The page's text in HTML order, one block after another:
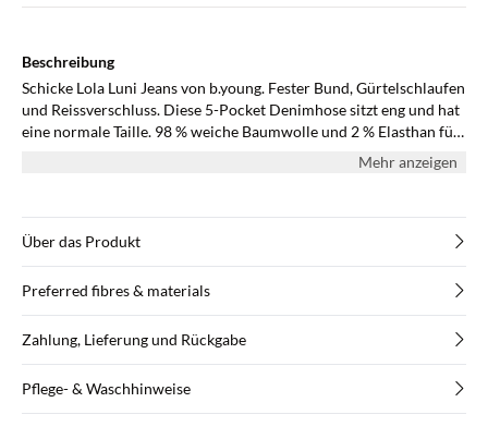
Beschreibung
Schicke Lola Luni Jeans von b.young. Fester Bund, Gürtelschlaufen
und Reissverschluss. Diese 5-Pocket Denimhose sitzt eng und hat
eine normale Taille. 98 % weiche Baumwolle und 2 % Elasthan für
Stretch. Eine klassische Denimhose, die Sie leicht für den Alltag
Mehr anzeigen
Über das Produkt
Preferred fibres & materials
Zahlung, Lieferung und Rückgabe
Pflege- & Waschhinweise